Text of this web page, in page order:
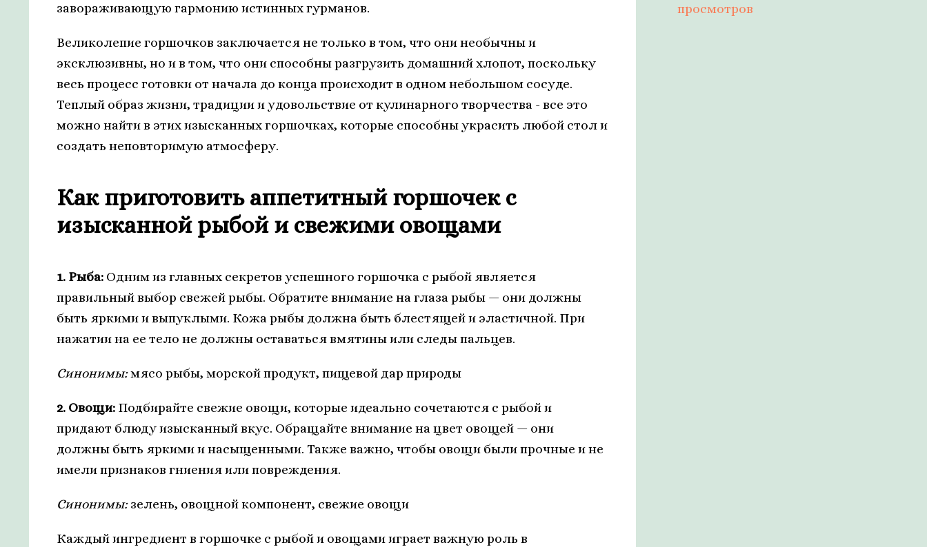
завораживающую гармонию истинных гурманов.
Великолепие горшочков заключается не только в том, что они необычны и
эксклюзивны, но и в том, что они способны разгрузить домашний хлопот, поскольку
весь процесс готовки от начала до конца происходит в одном небольшом сосуде.
Теплый образ жизни, традиции и удовольствие от кулинарного творчества - все это
можно найти в этих изысканных горшочках, которые способны украсить любой стол и
создать неповторимую атмосферу.
Как приготовить аппетитный горшочек с
изысканной рыбой и свежими овощами
1. Рыба: Одним из главных секретов успешного горшочка с рыбой является
правильный выбор свежей рыбы. Обратите внимание на глаза рыбы — они должны
быть яркими и выпуклыми. Кожа рыбы должна быть блестящей и эластичной. При
нажатии на ее тело не должны оставаться вмятины или следы пальцев.
Синонимы:мясо рыбы, морской продукт, пищевой дар природы
2. Овощи: Подбирайте свежие овощи, которые идеально сочетаются с рыбой и
придают блюду изысканный вкус. Обращайте внимание на цвет овощей — они
должны быть яркими и насыщенными. Также важно, чтобы овощи были прочные и не
имели признаков гниения или повреждения.
Синонимы:зелень, овощной компонент, свежие овощи
Каждый ингредиент в горшочке с рыбой и овощами играет важную роль в
просмотров